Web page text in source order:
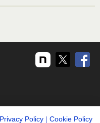
Privacy Policy
Cookie Policy